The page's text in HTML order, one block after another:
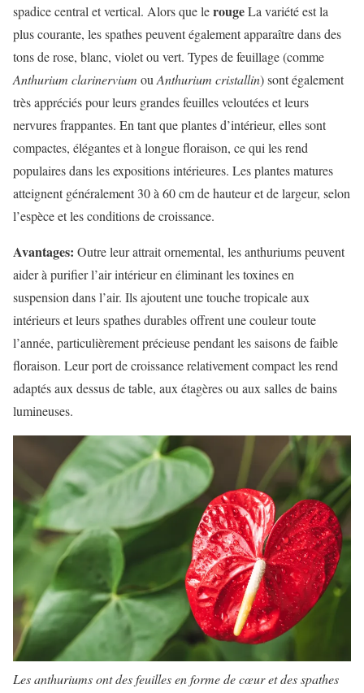
spadice central et vertical. Alors que lerougeLa variété est la
plus courante, les spathes peuvent également apparaître dans des
tons de rose, blanc, violet ou vert. Types de feuillage (comme
Anthurium clarinervium ou Anthurium cristallin) sont également
très appréciés pour leurs grandes feuilles veloutées et leurs
nervures frappantes. En tant que plantes d’intérieur, elles sont
compactes, élégantes et à longue floraison, ce qui les rend
populaires dans les expositions intérieures. Les plantes matures
atteignent généralement 30 à 60 cm de hauteur et de largeur, selon
l’espèce et les conditions de croissance.
Avantages: Outre leur attrait ornemental, les anthuriums peuvent
aider à purifier l’air intérieur en éliminant les toxines en
suspension dans l’air. Ils ajoutent une touche tropicale aux
intérieurs et leurs spathes durables offrent une couleur toute
l’année, particulièrement précieuse pendant les saisons de faible
floraison. Leur port de croissance relativement compact les rend
adaptés aux dessus de table, aux étagères ou aux salles de bains
lumineuses.
Les anthuriums ont des feuilles en forme de cœur et des spathes